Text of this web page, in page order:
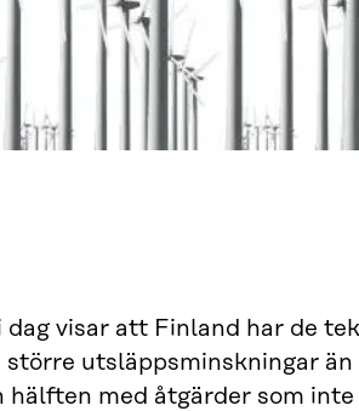
visar att Finland har de
utsläppsminskningar
hälften med åtgärder som